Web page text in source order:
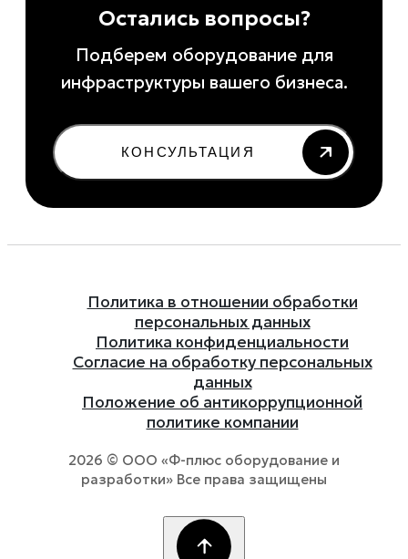
Остались вопросы?
Подберем оборудование для
инфраструктуры вашего бизнеса.
КОНСУЛЬТАЦИЯ
Политика в отношении обработки
персональных данных
Политика конфиденциальности
Согласие на обработку персональных
данных
Положение об антикоррупционной
политике компании
2026 © ООО «Ф-плюс оборудование и
разработки» Все права защищены